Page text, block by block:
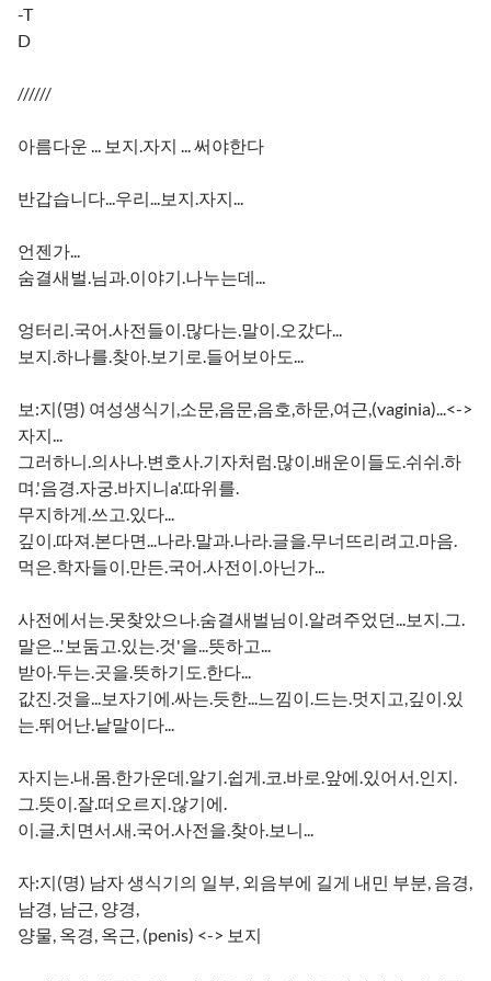
-T
D
//////
아름다운 ... 보지.자지 ... 써야한다
반갑습니다...우리...보지.자지...
언젠가...
숨결새벌.님과.이야기.나누는데...
엉터리.국어.사전들이.많다는.말이.오갔다...
보지.하나를.찾아.보기로.들어보아도...
보:지(명) 여성생식기,소문,음문,음호,하문,여근,(vaginia)...<->
자지...
그러하니.의사나.변호사.기자처럼.많이.배운이들도.쉬쉬.하
며.'음경.자궁.바지니a'.따위를.
무지하게.쓰고.있다...
깊이.따져.본다면...나라.말과.나라.글을.무너뜨리려고.마음.
먹은.학자들이.만든.국어.사전이.아닌가...
사전에서는.못찾았으나.숨결새벌님이.알려주었던...보지.그.
말은...'보둠고.있는.것'을...뜻하고...
받아.두는.곳을.뜻하기도.한다...
값진.것을...보자기에.싸는.듯한...느낌이.드는.멋지고,깊이.있
는.뛰어난.낱말이다...
자지는.내.몸.한가운데.알기.쉽게.코.바로.앞에.있어서.인지.
그.뜻이.잘.떠오르지.않기에.
이.글.치면서.새.국어.사전을.찾아.보니...
자:지(명) 남자 생식기의 일부, 외음부에 길게 내민 부분, 음경,
남경, 남근, 양경,
양물, 옥경, 옥근, (penis) <-> 보지